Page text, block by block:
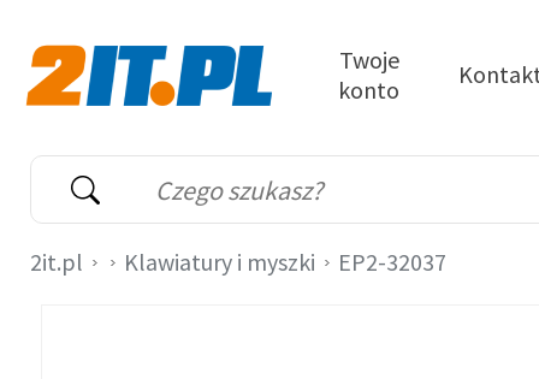
Wyszukiwarka
Słowo kluczowe
Twoje
konto
2it.pl Klawiatury i myszki EP2-32037